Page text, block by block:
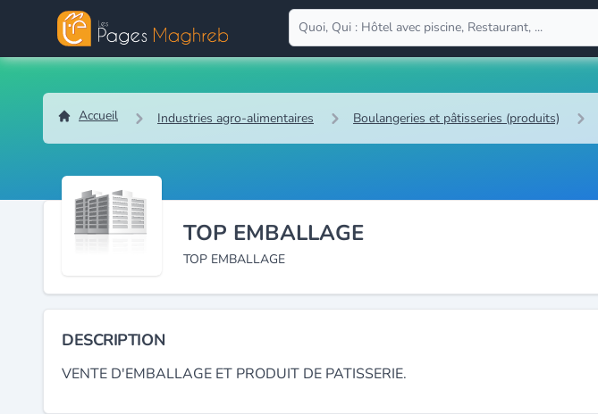
Accueil Industries agro-alimentaires Boulangeries et pâtisseries (produits)
TOP EMBALLAGE
TOP EMBALLAGE
DESCRIPTION
VENTE D'EMBALLAGE ET PRODUIT DE PATISSERIE.